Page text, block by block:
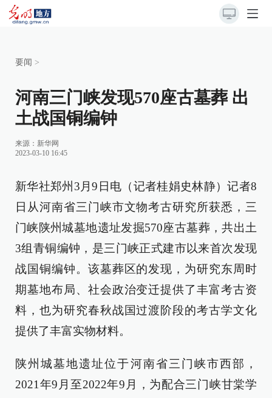
要闻 >
河南三门峡发现570座古墓葬 出
土战国铜编钟
来源： 新华网
2023-03-10 16:45
新华社郑州3月9日电（记者桂娟史林静）记者8
日从河南省三门峡市文物考古研究所获悉，三
门峡陕州城墓地遗址发掘570座古墓葬，共出土
3组青铜编钟，是三门峡正式建市以来首次发现
战国铜编钟。该墓葬区的发现，为研究东周时
期墓地布局、社会政治变迁提供了丰富考古资
料，也为研究春秋战国过渡阶段的考古学文化
提供了丰富实物材料。
陕州城墓地遗址位于河南省三门峡市西部，
2021年9月至2022年9月，为配合三门峡甘棠学